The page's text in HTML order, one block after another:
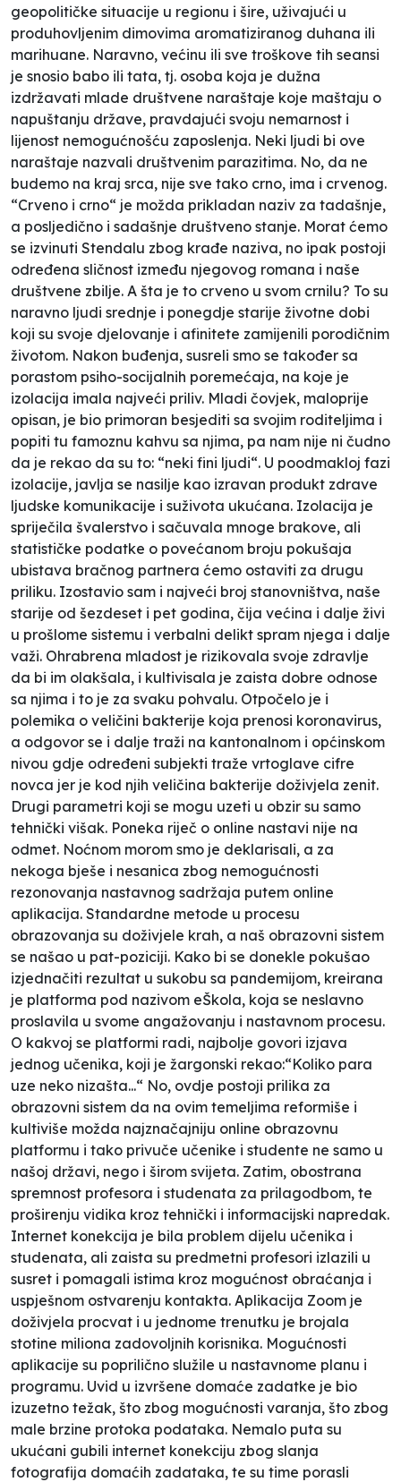
geopolitičke situacije u regionu i šire, uživajući u
produhovljenim dimovima aromatiziranog duhana ili
marihuane. Naravno, većinu ili sve troškove tih seansi
je snosio babo ili tata, tj. osoba koja je dužna
izdržavati mlade društvene naraštaje koje maštaju o
napuštanju države, pravdajući svoju nemarnost i
lijenost nemogućnošću zaposlenja. Neki ljudi bi ove
naraštaje nazvali društvenim parazitima. No, da ne
budemo na kraj srca, nije sve tako crno, ima i crvenog.
“Crveno i crno“ je možda prikladan naziv za tadašnje,
a posljedično i sadašnje društveno stanje. Morat ćemo
se izvinuti Stendalu zbog krađe naziva, no ipak postoji
određena sličnost između njegovog romana i naše
društvene zbilje. A šta je to crveno u svom crnilu? To su
naravno ljudi srednje i ponegdje starije životne dobi
koji su svoje djelovanje i afinitete zamijenili porodičnim
životom. Nakon buđenja, susreli smo se također sa
porastom psiho-socijalnih poremećaja, na koje je
izolacija imala najveći priliv. Mladi čovjek, maloprije
opisan, je bio primoran besjediti sa svojim roditeljima i
popiti tu famoznu kahvu sa njima, pa nam nije ni čudno
da je rekao da su to: “neki fini ljudi“. U poodmakloj fazi
izolacije, javlja se nasilje kao izravan produkt zdrave
ljudske komunikacije i suživota ukućana. Izolacija je
spriječila švalerstvo i sačuvala mnoge brakove, ali
statističke podatke o povećanom broju pokušaja
ubistava bračnog partnera ćemo ostaviti za drugu
priliku. Izostavio sam i najveći broj stanovništva, naše
starije od šezdeset i pet godina, čija većina i dalje živi
u prošlome sistemu i verbalni delikt spram njega i dalje
važi. Ohrabrena mladost je rizikovala svoje zdravlje
da bi im olakšala, i kultivisala je zaista dobre odnose
sa njima i to je za svaku pohvalu. Otpočelo je i
polemika o veličini bakterije koja prenosi koronavirus,
a odgovor se i dalje traži na kantonalnom i općinskom
nivou gdje određeni subjekti traže vrtoglave cifre
novca jer je kod njih veličina bakterije doživjela zenit.
Drugi parametri koji se mogu uzeti u obzir su samo
tehnički višak. Poneka riječ o online nastavi nije na
odmet. Noćnom morom smo je deklarisali, a za
nekoga bješe i nesanica zbog nemogućnosti
rezonovanja nastavnog sadržaja putem online
aplikacija. Standardne metode u procesu
obrazovanja su doživjele krah, a naš obrazovni sistem
se našao u pat-poziciji. Kako bi se donekle pokušao
izjednačiti rezultat u sukobu sa pandemijom, kreirana
je platforma pod nazivom eŠkola, koja se neslavno
proslavila u svome angažovanju i nastavnom procesu.
O kakvoj se platformi radi, najbolje govori izjava
jednog učenika, koji je žargonski rekao:“Koliko para
uze neko nizašta...“ No, ovdje postoji prilika za
obrazovni sistem da na ovim temeljima reformiše i
kultiviše možda najznačajniju online obrazovnu
platformu i tako privuče učenike i studente ne samo u
našoj državi, nego i širom svijeta. Zatim, obostrana
spremnost profesora i studenata za prilagodbom, te
proširenju vidika kroz tehnički i informacijski napredak.
Internet konekcija je bila problem dijelu učenika i
studenata, ali zaista su predmetni profesori izlazili u
susret i pomagali istima kroz mogućnost obraćanja i
uspješnom ostvarenju kontakta. Aplikacija Zoom je
doživjela procvat i u jednome trenutku je brojala
stotine miliona zadovoljnih korisnika. Mogućnosti
aplikacije su poprilično služile u nastavnome planu i
programu. Uvid u izvršene domaće zadatke je bio
izuzetno težak, što zbog mogućnosti varanja, što zbog
male brzine protoka podataka. Nemalo puta su
ukućani gubili internet konekciju zbog slanja
fotografija domaćih zadataka, te su time porasli